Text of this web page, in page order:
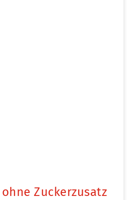
Zuckerzusatz